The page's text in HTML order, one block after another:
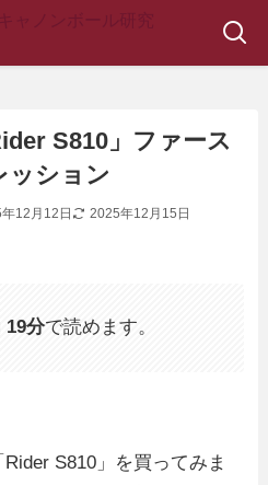
S810」ファース
ッション
12月12日
2025年12月15日
19分で読めます。
S810」を買ってみま